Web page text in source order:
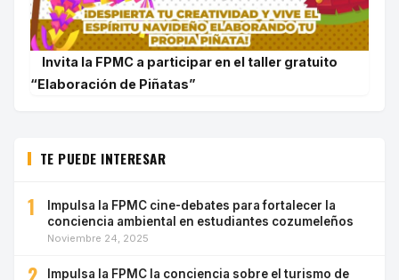
Invita la FPMC a participar en el taller gratuito
“Elaboración de Piñatas”
TE PUEDE INTERESAR
1
Impulsa la FPMC cine-debates para fortalecer la
conciencia ambiental en estudiantes cozumeleños
Noviembre 24, 2025
Impulsa la FPMC la conciencia sobre el turismo de